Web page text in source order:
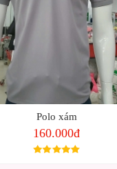
Polo xám
160.000đ